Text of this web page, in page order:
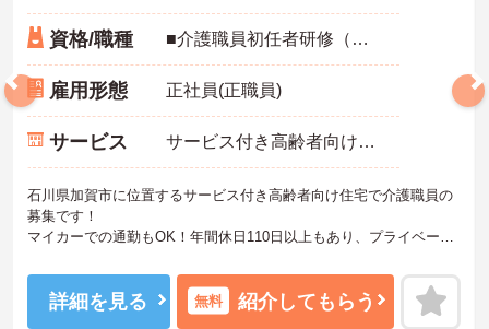
資格/職種 ■介護職員初任者研修（ヘルパー2級）以上必須 ■普通自動車免許必須（AT限定可）
雇用形態 正社員(正職員)
サービス サービス付き高齢者向け住宅（サ高住）
石川県加賀市に位置するサービス付き高齢者向け住宅で介護職員の
募集です！
マイカーでの通勤もOK！年間休日110日以上もあり、プライベート
り、頑張りが評価されてしっかりと還元されます。さらに各種手当
も充実しているのは嬉しいポイントです◎しっかりとしたフォロー
体制で、経験に関わらず安心してスタートできます。
詳細を見る 無料 紹介してもらう